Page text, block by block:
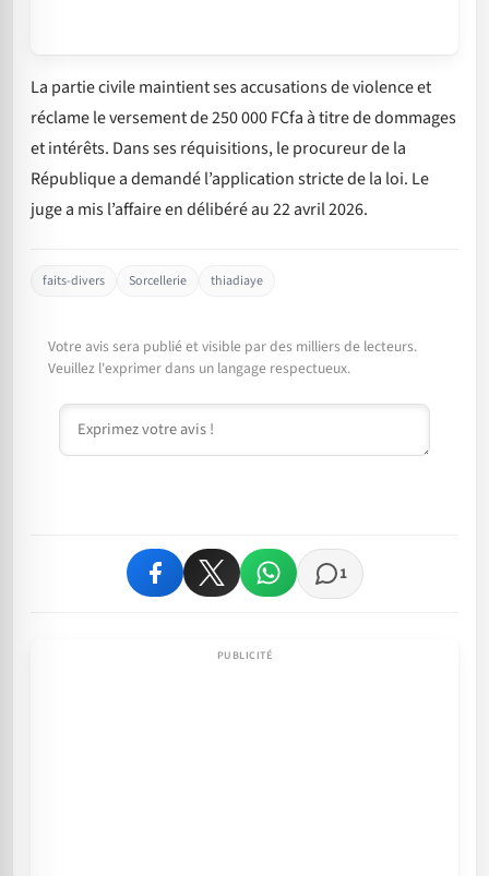
La partie civile maintient ses accusations de violence et
réclame le versement de 250 000 FCfa à titre de dommages
et intérêts. Dans ses réquisitions, le procureur de la
République a demandé l’application stricte de la loi. Le
juge a mis l’affaire en délibéré au 22 avril 2026.
faits-divers Sorcellerie thiadiaye
Votre avis sera publié et visible par des milliers de lecteurs.
Veuillez l'exprimer dans un langage respectueux.
Commentaire
1